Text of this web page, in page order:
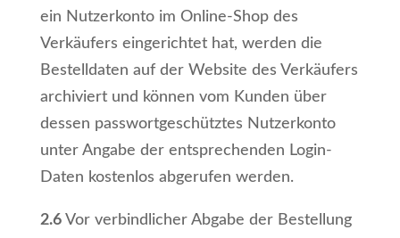
ein Nutzerkonto im Online-Shop des
Verkäufers eingerichtet hat, werden die
Bestelldaten auf der Website des Verkäufers
archiviert und können vom Kunden über
dessen passwortgeschütztes Nutzerkonto
unter Angabe der entsprechenden Login-
Daten kostenlos abgerufen werden.
2.6Vor verbindlicher Abgabe der Bestellung